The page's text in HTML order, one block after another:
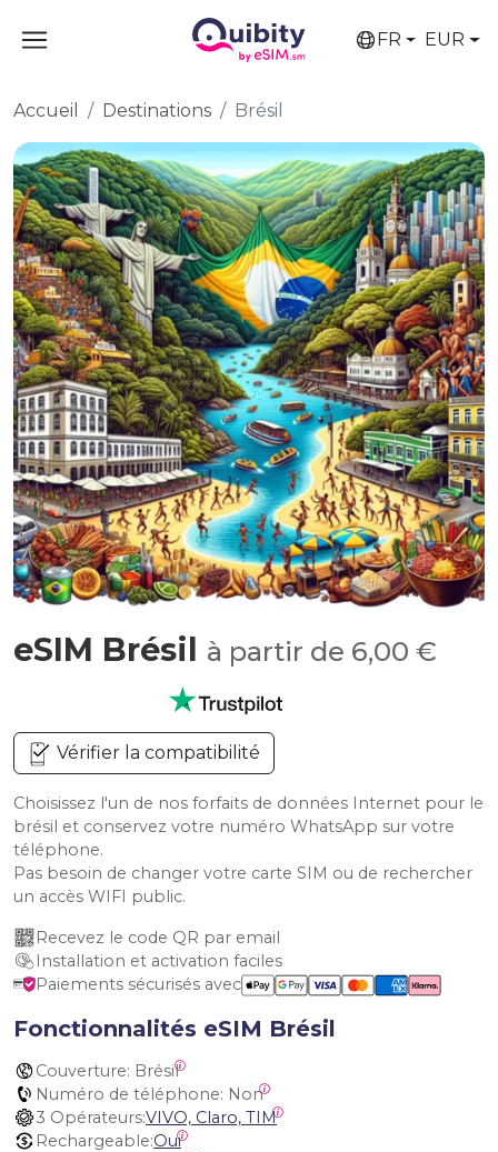
FR EUR
Accueil Destinations Brésil
eSIM Brésil à partir de 6,00 €
Vérifier la compatibilité
Choisissez l'un de nos forfaits de données Internet pour le
brésil et conservez votre numéro WhatsApp sur votre
téléphone.
Pas besoin de changer votre carte SIM ou de rechercher
un accès WIFI public.
Recevez le code QR par email
Installation et activation faciles
Paiements sécurisés avec
Fonctionnalités eSIM Brésil
Couverture: Brésil
Numéro de téléphone: Non
3 Opérateurs:VIVO, Claro, TIM
Rechargeable:Oui